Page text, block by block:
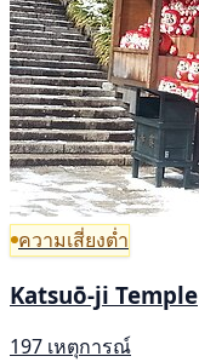
ความเสี่ยงต่ำ
Katsuō-ji Temple
197 เหตุการณ์